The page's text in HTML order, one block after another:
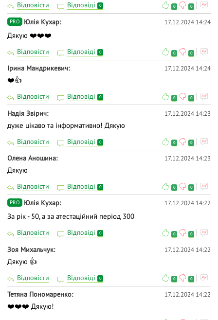
Відповісти Відповіді 0 0 0
PRO Юлія Кухар 17.12.2024 14:24
Дякую ❤️❤️❤️
Відповісти Відповіді 0 0 0
Ірина Мандрикевич 17.12.2024 14:24
❤️👍
Відповісти Відповіді 0 0 0
Надія Звірич 17.12.2024 14:23
дуже цікаво та інформативно! Дякую
Відповісти Відповіді 0 0 0
Олена Аношина 17.12.2024 14:23
Дякую
Відповісти Відповіді 0 0 0
PRO Юлія Кухар 17.12.2024 14:22
За рік - 50, а за атестаційний період 300
Відповісти Відповіді 0 0 0
Зоя Михальчук 17.12.2024 14:22
Дякую 👍
Відповісти Відповіді 0 0 0
Тетяна Пономаренко 17.12.2024 14:22
❤️❤️❤️ Дякую!